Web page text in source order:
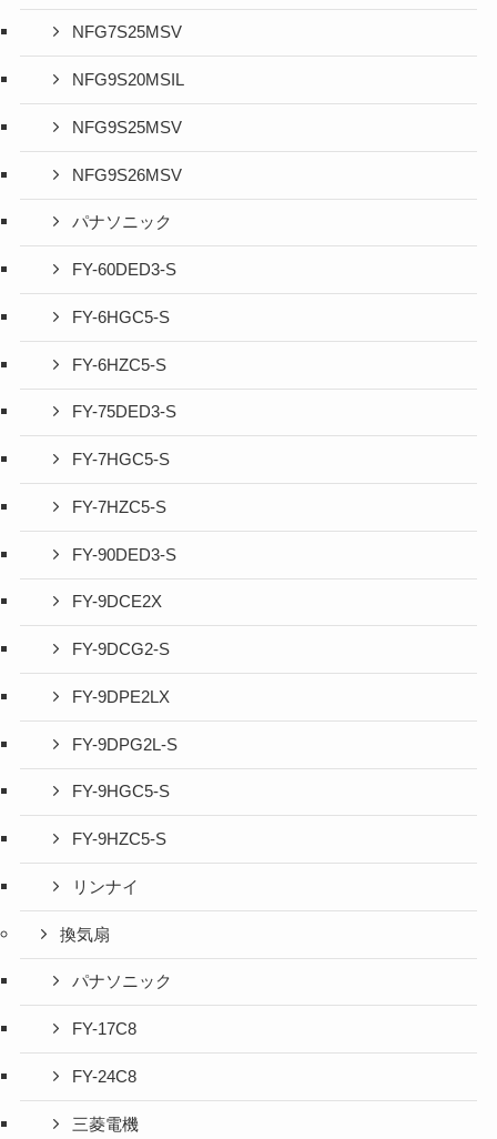
NFG7S25MSV
NFG9S20MSIL
NFG9S25MSV
NFG9S26MSV
パナソニック
FY-60DED3-S
FY-6HGC5-S
FY-6HZC5-S
FY-75DED3-S
FY-7HGC5-S
FY-7HZC5-S
FY-90DED3-S
FY-9DCE2X
FY-9DCG2-S
FY-9DPE2LX
FY-9DPG2L-S
FY-9HGC5-S
FY-9HZC5-S
リンナイ
換気扇
パナソニック
FY-17C8
FY-24C8
三菱電機